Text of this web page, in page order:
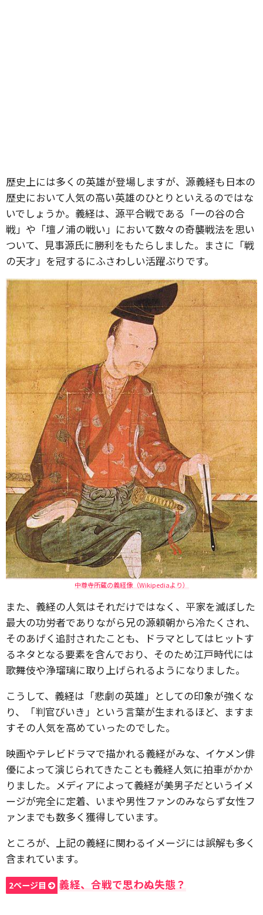
歴史上には多くの英雄が登場しますが、源義経も日本の
歴史において人気の高い英雄のひとりといえるのではな
いでしょうか。義経は、源平合戦である「一の谷の合
戦」や「壇ノ浦の戦い」において数々の奇襲戦法を思い
ついて、見事源氏に勝利をもたらしました。まさに「戦
の天才」を冠するにふさわしい活躍ぶりです。
中尊寺所蔵の義経像（Wikipediaより）
また、義経の人気はそれだけではなく、平家を滅ぼした
最大の功労者でありながら兄の源頼朝から冷たくされ、
そのあげく追討されたことも、ドラマとしてはヒットす
るネタとなる要素を含んでおり、そのため江戸時代には
歌舞伎や浄瑠璃に取り上げられるようになりました。
こうして、義経は「悲劇の英雄」としての印象が強くな
り、「判官びいき」という言葉が生まれるほど、ますま
すその人気を高めていったのでした。
映画やテレビドラマで描かれる義経がみな、イケメン俳
優によって演じられてきたことも義経人気に拍車がかか
りました。メディアによって義経が美男子だというイメ
ージが完全に定着、いまや男性ファンのみならず女性フ
ァンまでも数多く獲得しています。
ところが、上記の義経に関わるイメージには誤解も多く
含まれています。
2ページ目 義経、合戦で思わぬ失態？